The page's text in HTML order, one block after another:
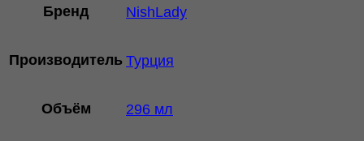
Бренд NishLady
Производитель Турция
Объём 296 мл